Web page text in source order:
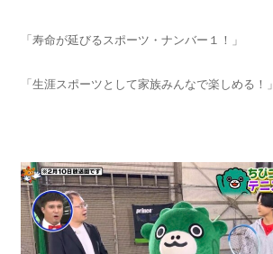
「寿命が延びるスポーツ・ナンバー１！」
「生涯スポーツとして家族みんなで楽しめる！」